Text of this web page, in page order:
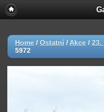
Home / Ostatní/ Akce / 23.
5972